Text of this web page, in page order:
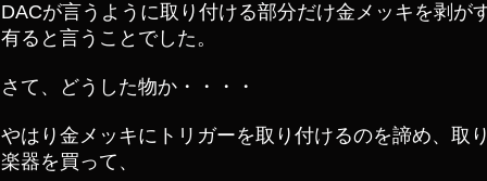
DACが言うように取り付ける部分だけ金メッキを剥
有ると言うことでした。
さて、どうした物か・・・・
やはり金メッキにトリガーを取り付けるのを諦め、取
楽器を買って、